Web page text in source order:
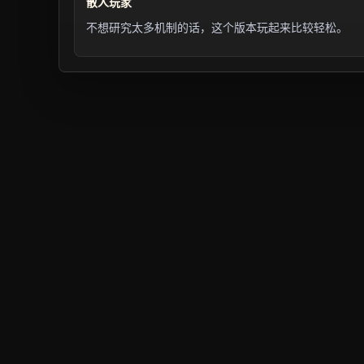
不想研究太多机制的话，这个版本玩起来比较轻松。